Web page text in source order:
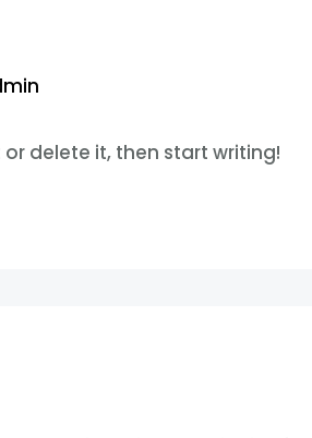
or delete it, then start writing!